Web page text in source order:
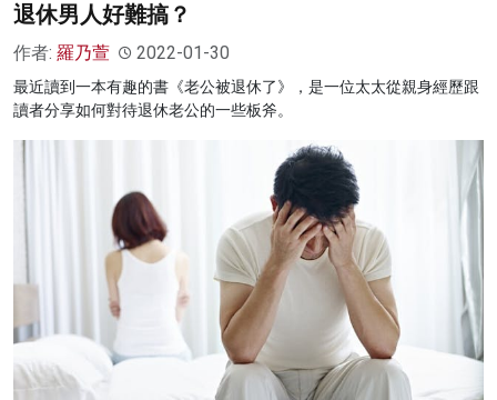
退休男人好難搞？
作者: 羅乃萱 2022-01-30
最近讀到一本有趣的書《老公被退休了》，是一位太太從親身經歷跟
讀者分享如何對待退休老公的一些板斧。